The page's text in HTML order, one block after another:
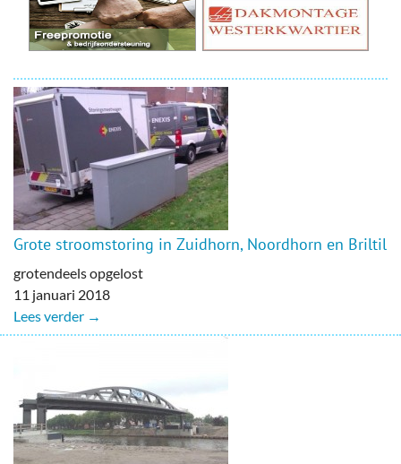
Grote stroomstoring in Zuidhorn, Noordhorn en Briltil
grotendeels opgelost
11 januari 2018
Lees verder →